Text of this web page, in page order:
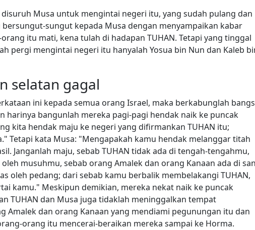
Musa untuk mengintai negeri itu, yang sudah pulang dan
sungut kepada Musa dengan menyampaikan kabar
itu mati, kena tulah di hadapan TUHAN. Tetapi yang tinggal
pergi mengintai negeri itu hanyalah Yosua bin Nun dan Kaleb
selatan gagal
ini kepada semua orang Israel, maka berkabunglah
harinya bangunlah mereka pagi-pagi hendak naik ke puncak
kita hendak maju ke negeri yang difirmankan TUHAN itu;
Tetapi kata Musa: "Mengapakah kamu hendak melanggar titah
Janganlah maju, sebab TUHAN tidak ada di tengah-tengahmu,
musuhmu, sebab orang Amalek dan orang Kanaan ada di
oleh pedang; dari sebab kamu berbalik membelakangi TUHAN,
kamu." Meskipun demikian, mereka nekat naik ke puncak
TUHAN dan Musa juga tidaklah meninggalkan tempat
Amalek dan orang Kanaan yang mendiami pegunungan itu dan
orang itu mencerai-beraikan mereka sampai ke Horma.